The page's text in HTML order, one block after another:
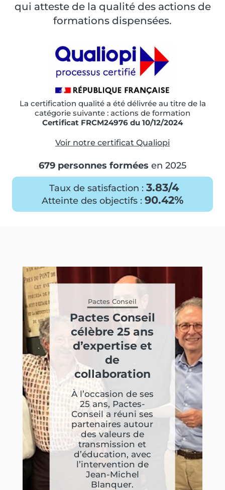
qui atteste de la qualité des actions de
formations dispensées.
La certification qualité a été délivrée au titre de la
catégorie suivante : actions de formation
Certificat FRCM24976 du 10/12/2024
Voir notre certificat Qualiopi
679 personnes formées en 2025
Taux de satisfaction : 3.83/4
Atteinte des objectifs : 90.42%
Pactes Conseil
Pactes Conseil
célèbre 25 ans
d’expertise et
de
collaboration
À l’occasion de ses
25 ans, Pactes-
Conseil a réuni ses
partenaires autour
des valeurs de
transmission et
d’éducation, avec
l’intervention de
Jean-Michel
Blanquer.